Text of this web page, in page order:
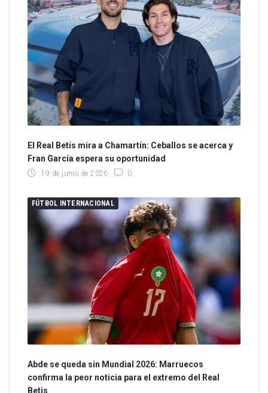
El Real Betis mira a Chamartín: Ceballos se acerca y
Fran García espera su oportunidad
19 de junio de 2026 0
FÚTBOL INTERNACIONAL
Abde se queda sin Mundial 2026: Marruecos
confirma la peor noticia para el extremo del Real
Betis